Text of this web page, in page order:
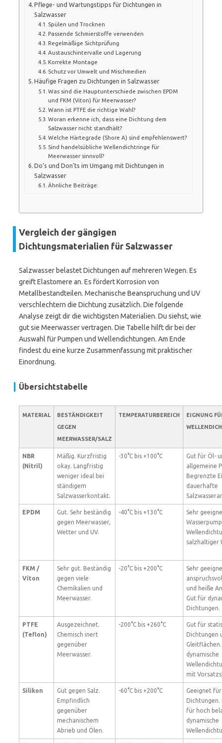
Pflege- und Wartungstipps für Dichtungen in
Salzwasser
Spülen und Trocknen
Passende Schmierstoffe verwenden
Regelmäßige Sichtprüfung
Austauschintervalle und Lagerung
Korrekte Montage
Schutz vor Umwelt und Mischmedien
Häufige Fragen zu Dichtungen in Salzwasser
Was sind die Hauptunterschiede zwischen EPDM
und FKM (Viton) für Meerwasser?
Wann ist PTFE die richtige Wahl?
Woran erkenne ich, dass eine Dichtung dem
Salzwasser nicht standhält?
Welche Härtegrade (Shore A) sind empfehlenswert?
Sind handelsübliche Wellendichtringe für
Meerwasser sinnvoll?
Do’s und Don’ts im Umgang mit Dichtungen in
Salzwasser
Ähnliche Beiträge:
Vergleich der gängigen
Dichtungsmaterialien für Salzwasser
Salzwasser belastet Dichtungen auf mehreren Wegen. Es
greift Elastomere an. Es fördert Korrosion von
Metallbestandteilen. Mechanische Beanspruchung und UV
verschlechtern die Dichtung zusätzlich. Die folgende
Analyse zeigt dir die wichtigsten Materialien. Du siehst, wie
gut sie Meerwasser vertragen. Die Tabelle hilft dir bei der
Auswahl für Pumpen und Wellendichtungen. Am Ende
findest du eine kurze Zusammenfassung mit praktischer
Einordnung.
Übersichtstabelle
MATERIAL
BESTÄNDIGKEIT
GEGEN
MEERWASSER/SALZ
TEMPERATURBEREICH
EIGNUNG
NBR
(Nitril)
Mäßig. Kurzfristig
okay. Langfristig
weniger ideal bei
ständigem
Salzwasserkontakt.
-30°C bis +100°C
Gut für Öl-
allgemeine
Begrenzte
dauerhafte
EPDM
Gut. Sehr beständig
gegen Meerwasser,
Wetter und UV.
-40°C bis +130°C
Sehr
salzhaltiger
FKM /
Viton
Sehr gut. Beständig
gegen viele
Chemikalien und
Meerwasser.
-20°C bis +200°C
Sehr
und heiße
Gut für
Dichtungen.
PTFE
(Teflon)
Ausgezeichnet.
Chemisch inert
gegenüber
Meerwasser.
-200°C bis +260°C
Gut für
Dichtungen
dynamische
mit
Silikon
Gut gegen Salz.
Empfindlich
gegenüber
mechanischem
Abrieb und Ölen.
-60°C bis +200°C
Geeignet
Dichtungen.
für hoch
dynamische